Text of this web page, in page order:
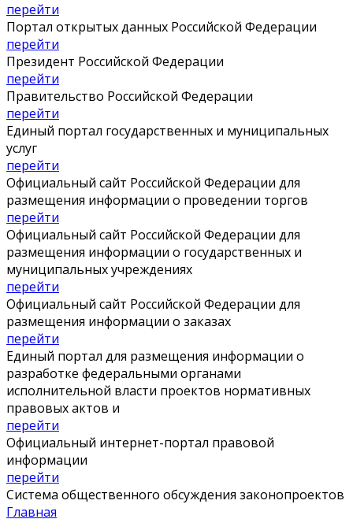
перейти
Портал открытых данных Российской Федерации
перейти
Президент Российской Федерации
перейти
Правительство Российской Федерации
перейти
Единый портал государственных и муниципальных
услуг
перейти
Официальный сайт Российской Федерации для
размещения информации о проведении торгов
перейти
Официальный сайт Российской Федерации для
размещения информации о государственных и
муниципальных учреждениях
перейти
Официальный сайт Российской Федерации для
размещения информации о заказах
перейти
Единый портал для размещения информации о
разработке федеральными органами
исполнительной власти проектов нормативных
правовых актов и
перейти
Официальный интернет-портал правовой
информации
перейти
Система общественного обсуждения законопроектов
Главная